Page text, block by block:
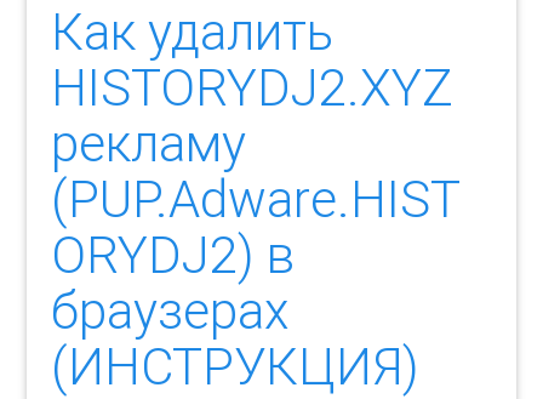
Как удалить
HISTORYDJ2.XYZ
рекламу
(PUP.Adware.HIST
ORYDJ2) в
браузерах
(ИНСТРУКЦИЯ)